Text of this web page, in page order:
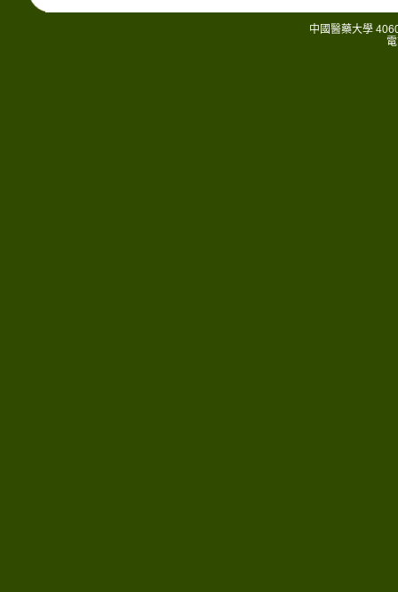
中國醫藥大學